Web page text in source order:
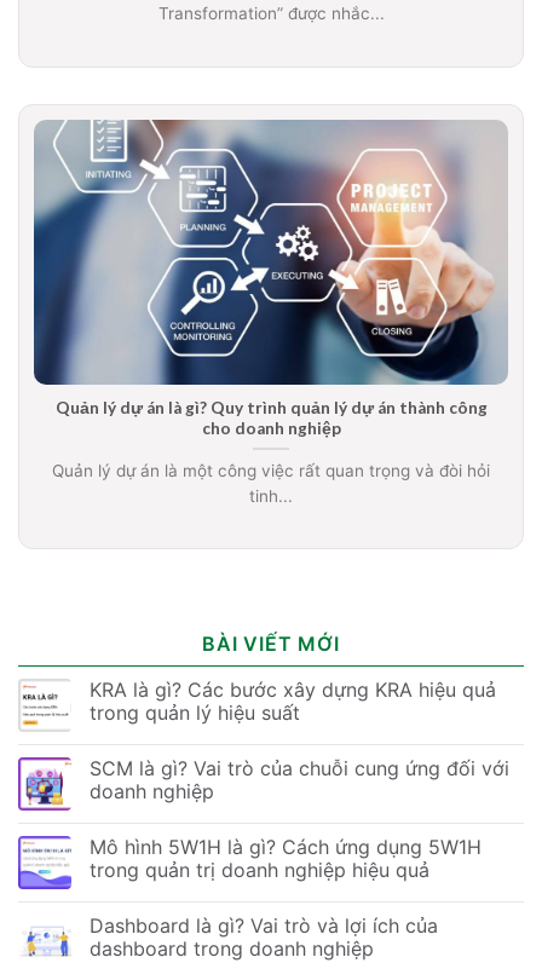
Transformation” được nhắc...
Quản lý dự án là gì? Quy trình quản lý dự án thành công
cho doanh nghiệp
Quản lý dự án là một công việc rất quan trọng và đòi hỏi
tinh...
BÀI VIẾT MỚI
KRA là gì? Các bước xây dựng KRA hiệu quả
trong quản lý hiệu suất
SCM là gì? Vai trò của chuỗi cung ứng đối với
doanh nghiệp
Mô hình 5W1H là gì? Cách ứng dụng 5W1H
trong quản trị doanh nghiệp hiệu quả
Dashboard là gì? Vai trò và lợi ích của
dashboard trong doanh nghiệp